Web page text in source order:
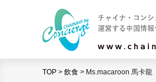
TOP > 飲食 > Ms.macaroon 馬卡龍